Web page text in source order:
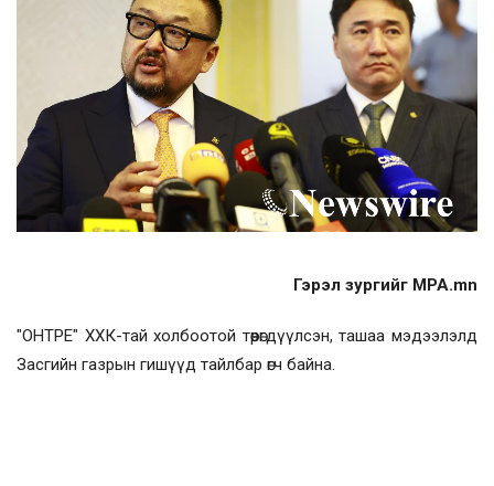
Гэрэл зургийг MPA.mn
"ОНТРЕ" ХХК-тай холбоотой төөрөгдүүлсэн, ташаа мэдээлэлд
Засгийн газрын гишүүд тайлбар өгч байна.